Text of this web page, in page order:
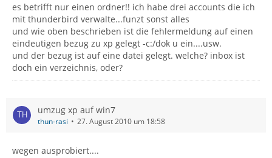
es betrifft nur einen ordner!! ich habe drei accounts die ich
mit thunderbird verwalte...funzt sonst alles
und wie oben beschrieben ist die fehlermeldung auf einen
eindeutigen bezug zu xp gelegt -c:/dok u ein....usw.
und der bezug ist auf eine datei gelegt. welche? inbox ist
doch ein verzeichnis, oder?
umzug xp auf win7
thun-rasi 27. August 2010 um 18:58
wegen ausprobiert....